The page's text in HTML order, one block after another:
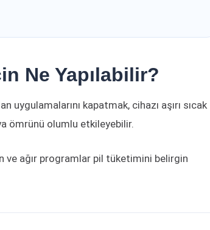
Ne Yapılabilir?
uygulamalarını kapatmak, cihazı aşırı sıcak
ömrünü olumlu etkileyebilir.
ve ağır programlar pil tüketimini belirgin